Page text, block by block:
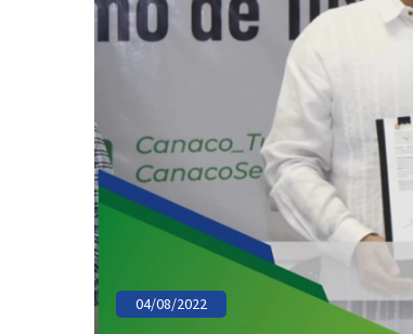
04/08/2022